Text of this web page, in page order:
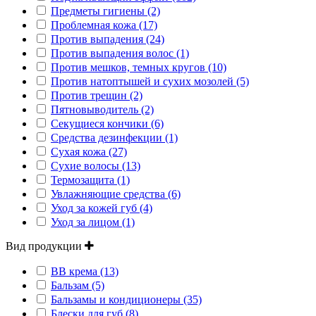
Предметы гигиены (2)
Проблемная кожа (17)
Против выпадения (24)
Против выпадения волос (1)
Против мешков, темных кругов (10)
Против натоптышей и сухих мозолей (5)
Против трещин (2)
Пятновыводитель (2)
Секущиеся кончики (6)
Средства дезинфекции (1)
Сухая кожа (27)
Сухие волосы (13)
Термозащита (1)
Увлажняющие средства (6)
Уход за кожей губ (4)
Уход за лицом (1)
Вид продукции
BB крема (13)
Бальзам (5)
Бальзамы и кондиционеры (35)
Блески для губ (8)